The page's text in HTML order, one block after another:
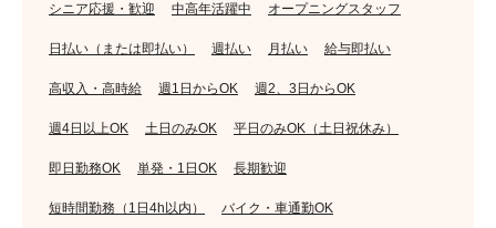
シニア応援・歓迎 中高年活躍中 オープニングスタッフ
日払い（または即払い） 週払い 月払い 給与即払い
高収入・高時給 週1日からOK 週2、3日からOK
週4日以上OK 土日のみOK 平日のみOK（土日祝休み）
即日勤務OK 単発・1日OK 長期歓迎
短時間勤務（1日4h以内） バイク・車通勤OK